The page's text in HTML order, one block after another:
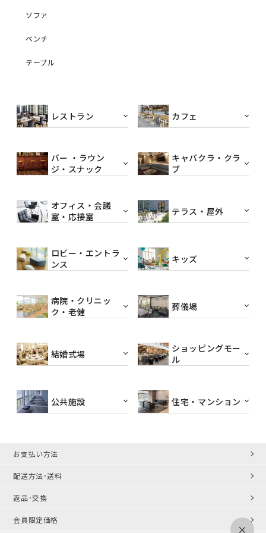
ソファ
ベンチ
テーブル
レストラン カフェ
バー ・ラウン
ジ・スナック
キャバクラ・クラ
ブ
オフィス・会議
室・応接室
テラス・屋外
ロビー・エントラ
ンス
キッズ
病院・クリニッ
ク・老健
葬儀場
結婚式場
ショッピングモー
ル
公共施設 住宅・マンション
お支払い方法
配送方法･送料
返品･交換
会員限定価格
×